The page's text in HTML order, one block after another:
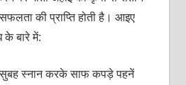
की प्राप्ति होती है। आइए
के बारे में:
सुबह स्नान करके साफ कपड़े पहनें